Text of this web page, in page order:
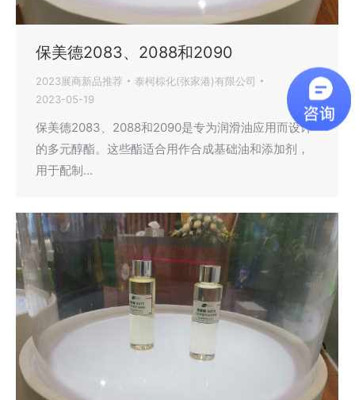
保美德2083、2088和2090
2023展商新品推荐
泰柯棕化(张家港)有限公司
2023-05-19
保美德2083、2088和2090是专为润滑油应用而设计
的多元醇酯。这些酯适合用作合成基础油和添加剂，
用于配制…